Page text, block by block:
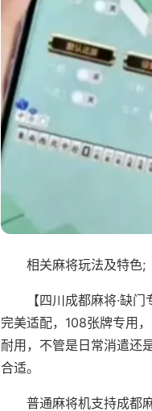
相关麻将玩法及特色;
【四川成都麻将·缺
完美适配，108张牌专用
耐用，不管是日常消遣还
合适。
普通麻将机支持成都